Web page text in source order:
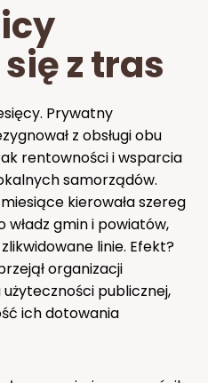
z tras
Prywatny
z obsługi obu
rentowności i wsparcia
samorządów.
kierowała szereg
gmin i powiatów,
linie. Efekt?
organizacji
użyteczności publicznej,
ich dotowania